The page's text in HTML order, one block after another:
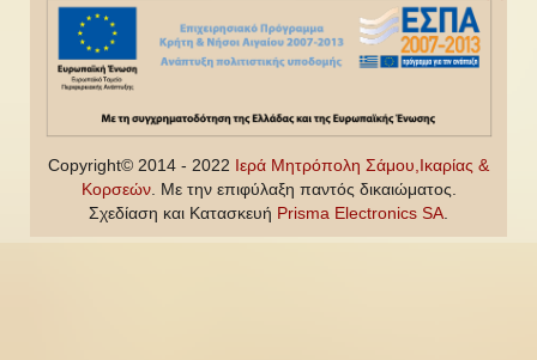
Copyright© 2014 - 2022 Ιερά Μητρόπολη Σάμου,Ικαρίας &
Κορσεών. Με την επιφύλαξη παντός δικαιώματος.
Σχεδίαση και Κατασκευή Prisma Electronics SA